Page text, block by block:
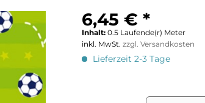
6,45 € *
Inhalt:0.5 Laufende(r) Meter
inkl. MwSt.zzgl. Versandkosten
Lieferzeit 2-3 Tage